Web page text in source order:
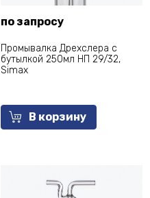
по запросу
Промывалка Дрехслера с
бутылкой 250мл НП 29/32,
Simax
В корзину